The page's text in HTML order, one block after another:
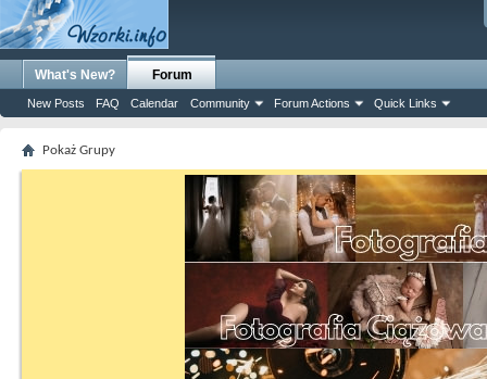
What's New? Forum
New Posts FAQ Calendar Community Forum Actions Quick Links
Pokaż Grupy